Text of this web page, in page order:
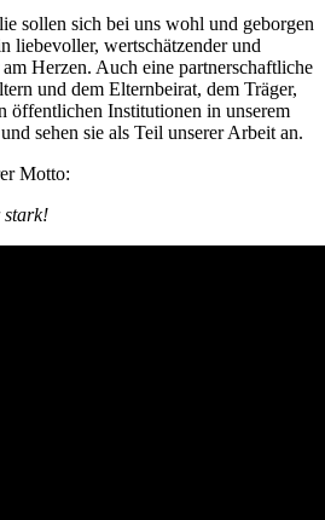
sollen sich bei uns wohl und geborgen
liebevoller, wertschätzender und
Herzen. Auch eine partnerschaftliche
und dem Elternbeirat, dem Träger,
öffentlichen Institutionen in unserem
sehen sie als Teil unserer Arbeit an.
Motto:
stark!